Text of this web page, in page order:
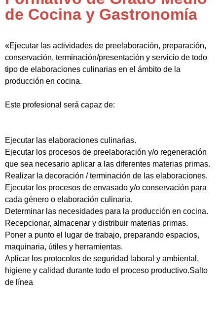
de Cocina y Gastronomía
«Ejecutar las actividades de preelaboración, preparación,
conservación, terminación/presentación y servicio de todo
tipo de elaboraciones culinarias en el ámbito de la
producción en cocina.
Este profesional será capaz de:
Ejecutar las elaboraciones culinarias.
Ejecutar los procesos de preelaboración y/o regeneración
que sea necesario aplicar a las diferentes materias primas.
Realizar la decoración / terminación de las elaboraciones.
Ejecutar los procesos de envasado y/o conservación para
cada género o elaboración culinaria.
Determinar las necesidades para la producción en cocina.
Recepcionar, almacenar y distribuir materias primas.
Poner a punto el lugar de trabajo, preparando espacios,
maquinaria, útiles y herramientas.
Aplicar los protocolos de seguridad laboral y ambiental,
higiene y calidad durante todo el proceso productivo.Salto
de línea